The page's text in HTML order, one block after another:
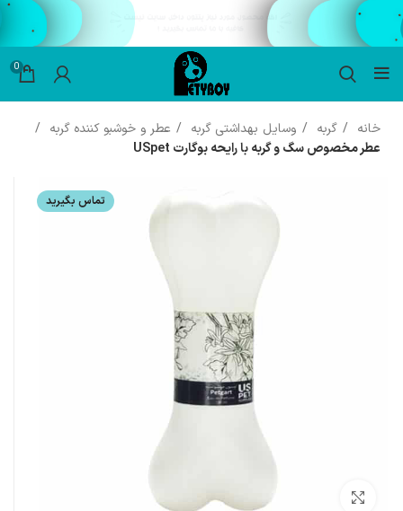
0
خانه گربه وسایل بهداشتی گربه
عطر و خوشبو کننده گربه
عطر مخصوص سگ و گربه با رایحه بوگارت USpet
تماس بگیرید